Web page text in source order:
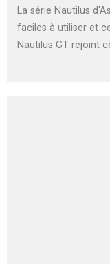
La série Nautilus
faciles à utiliser et
Nautilus GT rejoint